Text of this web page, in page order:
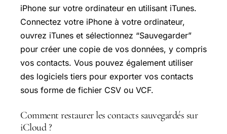
iPhone sur votre ordinateur en utilisant iTunes.
Connectez votre iPhone à votre ordinateur,
ouvrez iTunes et sélectionnez “Sauvegarder”
pour créer une copie de vos données, y compris
vos contacts. Vous pouvez également utiliser
des logiciels tiers pour exporter vos contacts
sous forme de fichier CSV ou VCF.
Comment restaurer les contacts sauvegardés sur
iCloud ?